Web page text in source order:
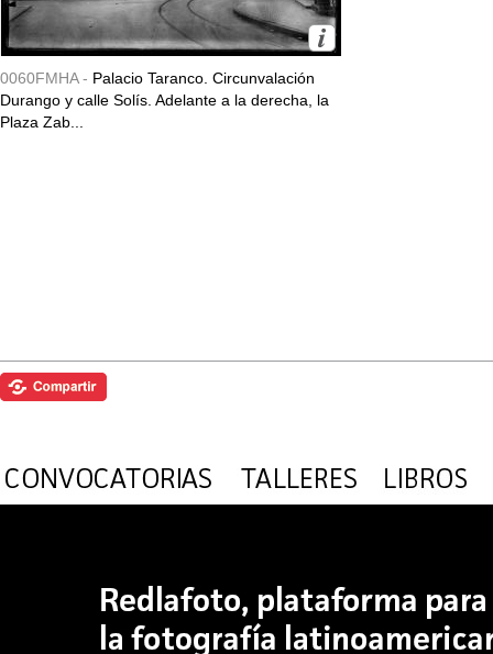
0060FMHA - Palacio Taranco. Circunvalación
Durango y calle Solís. Adelante a la derecha, la
Plaza Zab...